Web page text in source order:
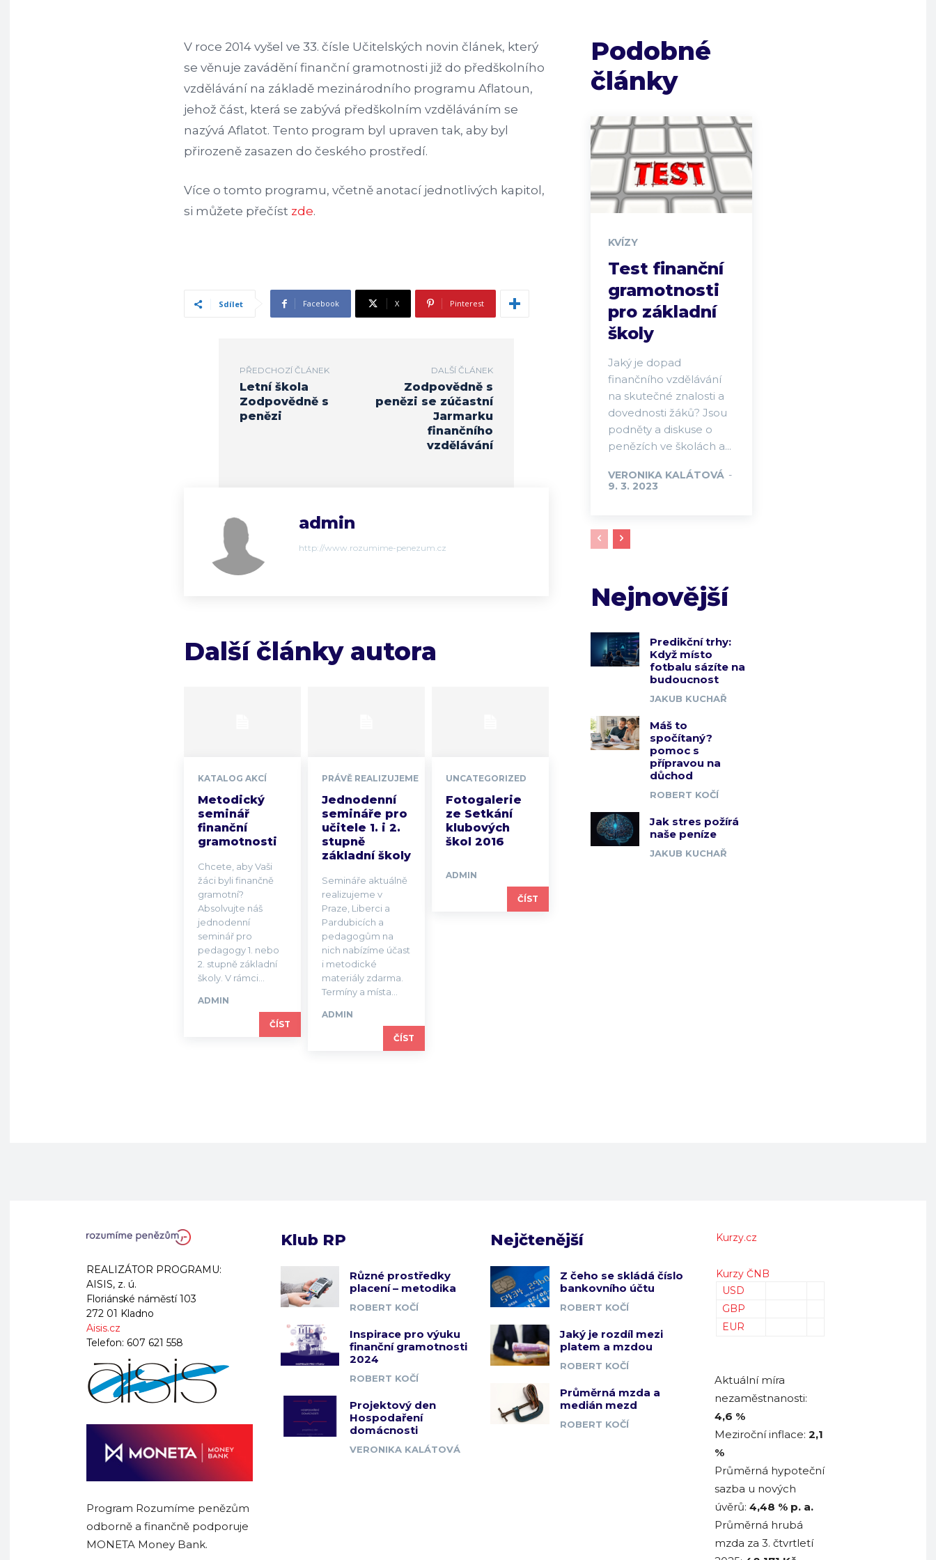
V roce 2014 vyšel ve 33. čísle Učitelských novin článek, který
se věnuje zavádění finanční gramotnosti již do předškolního
vzdělávání na základě mezinárodního programu Aflatoun,
jehož část, která se zabývá předškolním vzděláváním se
nazývá Aflatot. Tento program byl upraven tak, aby byl
přirozeně zasazen do českého prostředí.
Více o tomto programu, včetně anotací jednotlivých kapitol,
si můžete přečíst zde.
Sdílet Facebook X Pinterest
PŘEDCHOZÍ ČLÁNEK
Letní škola
Zodpovědně s
penězi
DALŠÍ ČLÁNEK
Zodpovědně s
penězi se zúčastní
Jarmarku
finančního
vzdělávání
admin
http://www.rozumime-penezum.cz
Další články autora
KATALOG AKCÍ
Metodický
seminář
finanční
gramotnosti
Chcete, aby Vaši
žáci byli finančně
gramotní?
Absolvujte náš
jednodenní
seminář pro
pedagogy 1. nebo
2. stupně základní
školy. V rámci...
ADMIN
ČÍST
PRÁVĚ REALIZUJEME
Jednodenní
semináře pro
učitele 1. i 2.
stupně
základní školy
Semináře aktuálně
realizujeme v
Praze, Liberci a
Pardubicích a
pedagogům na
nich nabízíme účast
i metodické
materiály zdarma.
Termíny a místa...
ADMIN
ČÍST
UNCATEGORIZED
Fotogalerie
ze Setkání
klubových
škol 2016
ADMIN
ČÍST
Podobné
články
KVÍZY
Test finanční
gramotnosti
pro základní
školy
Jaký je dopad
finančního vzdělávání
na skutečné znalosti a
dovednosti žáků? Jsou
podněty a diskuse o
penězích ve školách a...
VERONIKA KALÁTOVÁ -
9. 3. 2023
Nejnovější
Predikční trhy:
Když místo
fotbalu sázíte na
budoucnost
JAKUB KUCHAŘ
Máš to
spočítaný?
pomoc s
přípravou na
důchod
ROBERT KOČÍ
Jak stres požírá
naše peníze
JAKUB KUCHAŘ
REALIZÁTOR PROGRAMU:
AISIS, z. ú.
Floriánské náměstí 103
272 01 Kladno
Aisis.cz
Telefon: 607 621 558
Program Rozumíme penězům
odborně a finančně podporuje
MONETA Money Bank.
Klub RP
Různé prostředky
placení – metodika
ROBERT KOČÍ
Inspirace pro výuku
finanční gramotnosti
2024
ROBERT KOČÍ
Projektový den
Hospodaření
domácnosti
VERONIKA KALÁTOVÁ
Nejčtenější
Z čeho se skládá číslo
bankovního účtu
ROBERT KOČÍ
Jaký je rozdíl mezi
platem a mzdou
ROBERT KOČÍ
Průměrná mzda a
medián mezd
ROBERT KOČÍ
Kurzy.cz
Kurzy ČNB
USD
GBP
EUR
Aktuální míra
nezaměstnanosti:
4,6 %
Meziroční inflace: 2,1
%
Průměrná hypoteční
sazba u nových
úvěrů: 4,48 % p. a.
Průměrná hrubá
mzda za 3. čtvrtletí